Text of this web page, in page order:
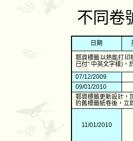
不同卷
日期
郵資標籤以熱能打印
已付” 中英文字樣)，
07/12/2009
09/01/2010
郵資標籤更新設計，
的舊標籤紙卷後，立
11/01/2010